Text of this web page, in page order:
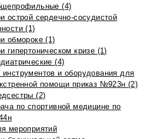
(4)
острой сердечно-сосудистой
(1)
обмороке (1)
гипертоническом кризе (1)
(4)
инструментов и оборудования для
помощи приказ №923н (2)
(2)
по спортивной медицине по
мероприятий